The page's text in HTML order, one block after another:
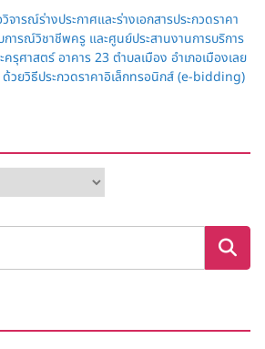
จารณ์ร่างประกาศและร่างเอกสารประกวดราคา
ารณ์วิชาชีพครู และศูนย์ประสานงานการบริการ
ศาสตร์ อาคาร 23 ตำบลเมือง อำเภอเมืองเลย
วยวิธีประกวดราคาอิเล็กทรอนิกส์ (e-bidding)